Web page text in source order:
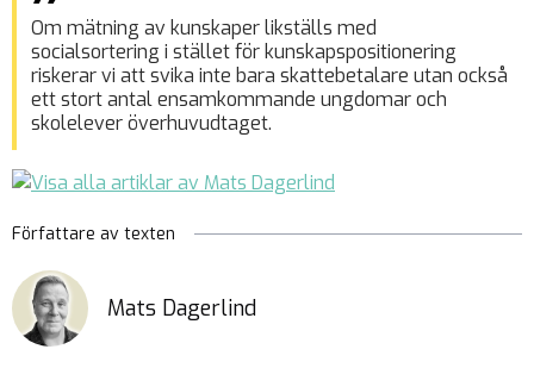
Om mätning av kunskaper likställs med
socialsortering i stället för kunskapspositionering
riskerar vi att svika inte bara skattebetalare utan också
ett stort antal ensamkommande ungdomar och
skolelever överhuvudtaget.
Författare av texten
Mats Dagerlind